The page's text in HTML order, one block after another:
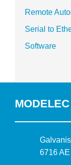
Remote
Serial to
Software
B
e
6716